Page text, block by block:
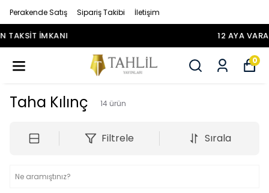
Perakende Satış Sipariş Takibi İletişim
0
Taha Kılınç 14 ürün
Filtrele Sırala